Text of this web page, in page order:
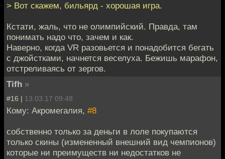
> Вот скажем, бильярд - хорошая игра.
Кстати, жаль, что не олимпийский. Правда, там
понимать надо что, зачем и как.
Наверно, когда VR разовьется и понадобится бегать
с джойстками, начнется веселуха. Бежишь марафон,
отстреливаясь от зергов.
Tifh »
#16 | 13.03.17 09:48
Кому: Акромегалия, #8
собственно только за деньги в лоле покупаются
только скины (измененный внешний вид чемпионов)
которые ни преимуществ ни недостатков не